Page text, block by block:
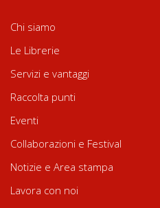
Chi siamo
Le Librerie
Servizi e vantaggi
Raccolta punti
Eventi
Collaborazioni e Festival
Notizie e Area stampa
Lavora con noi